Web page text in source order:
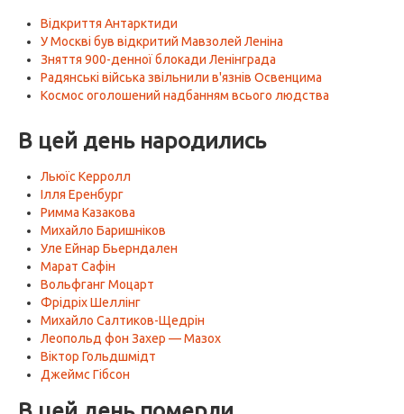
Відкриття Антарктиди
У Москві був відкритий Мавзолей Леніна
Зняття 900-денної блокади Ленінграда
Радянські війська звільнили в'язнів Освенцима
Космос оголошений надбанням всього людства
В цей день народились
Льюїс Керролл
Ілля Еренбург
Римма Казакова
Михайло Баришніков
Уле Ейнар Бьерндален
Марат Сафін
Вольфганг Моцарт
Фрідріх Шеллінг
Михайло Салтиков-Щедрін
Леопольд фон Захер — Мазох
Віктор Гольдшмідт
Джеймс Гібсон